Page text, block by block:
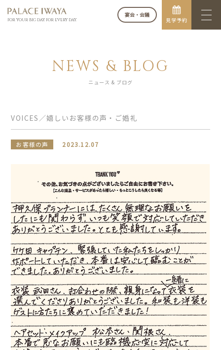
FOR YOUR BIG DAY. FOR EVERY DAY.
宴会・会議
見学予約
NEWS & BLOG
ニュース & ブログ
VOICES／嬉しいお客様の声・ご婚礼
お客様の声 2023.12.07